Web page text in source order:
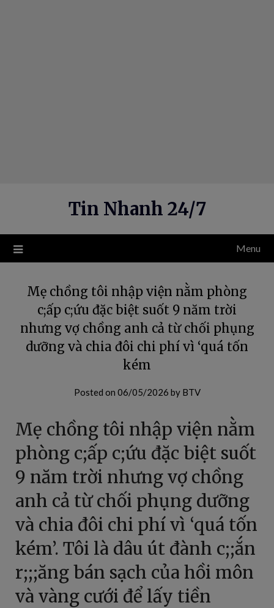
Tin Nhanh 24/7
Menu
Mẹ chồng tôi nhập viện nằm phòng
c;ấp c;ứu đặc biệt suốt 9 năm trời
nhưng vợ chồng anh cả từ chối phụng
dưỡng và chia đôi chi phí vì ‘quá tốn
kém
Posted on 06/05/2026 by BTV
Mẹ chồng tôi nhập viện nằm
phòng c;ấp c;ứu đặc biệt suốt
9 năm trời nhưng vợ chồng
anh cả từ chối phụng dưỡng
và chia đôi chi phí vì ‘quá tốn
kém’. Tôi là dâu út đành c;;ắn
r;;;ăng bán sạch của hồi môn
và vàng cưới để lấy tiền